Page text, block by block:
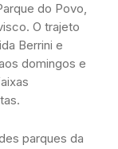
do Povo,
O trajeto
Berrini e
domingos e
parques da